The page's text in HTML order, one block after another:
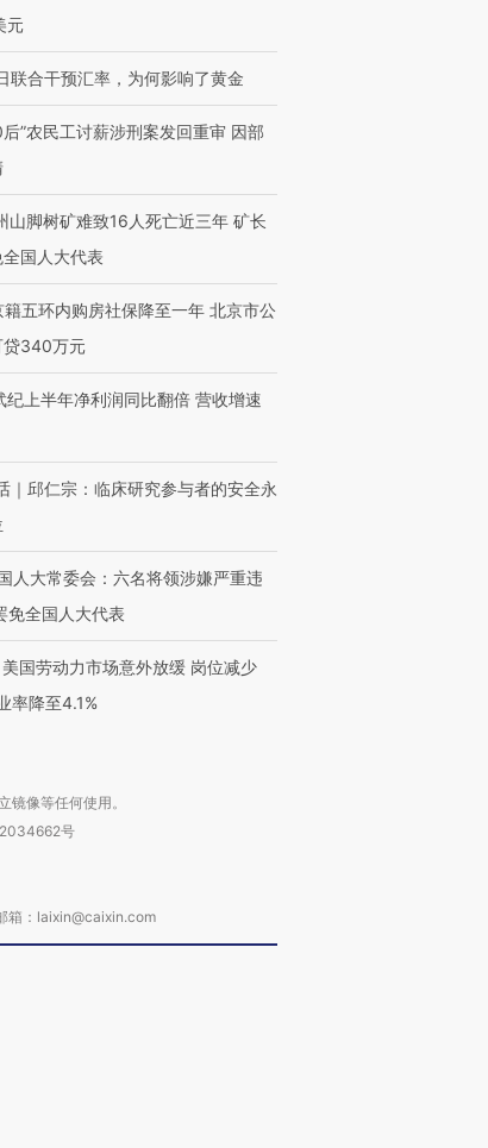
博
产
【特别呈现】寻找100种
【商旅对话】华住集团
CFO：不靠规模取胜，华
元
联合干预汇率，为何影响了黄金
”农民工讨薪涉刑案发回重审 因部
山脚树矿难致16人死亡近三年 矿长
国人大代表
籍五环内购房社保降至一年 北京市公
贷340万元
纪上半年净利润同比翻倍 营收增速
｜邱仁宗：临床研究参与者的安全永
人大常委会：六名将领涉嫌严重违
免全国人大代表
国劳动力市场意外放缓 岗位减少
率降至4.1%
像等任何使用。
号
箱：laixin@caixin.com